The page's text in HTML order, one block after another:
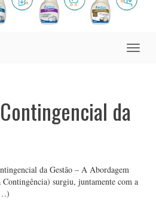
Toggle
da
da Gestão – A Abordagem
surgiu, juntamente com a